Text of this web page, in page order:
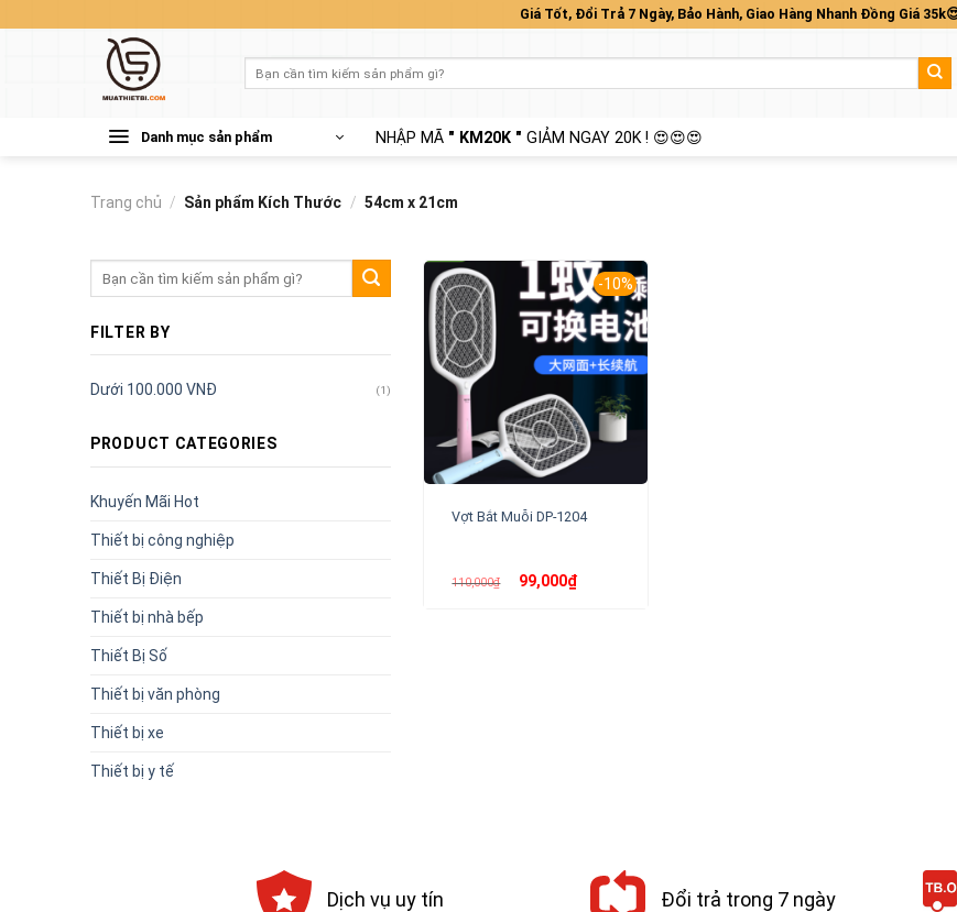
Giá Tốt, Đổi Trả 7 Ngày, Bảo Hành, Giao Hàng Nhanh Đồng Giá
kiếm:
Danh mục sản phẩm NHẬP MÃ " KM20K " GIẢM NGAY 20K ! 😍😍😍
Trang chủ / Sản phẩm Kích Thước / 54cm x 21cm
kiếm:
FILTER BY
Dưới 100.000 VNĐ (1)
PRODUCT CATEGORIES
Khuyến Mãi Hot
Thiết bị công nghiệp
Thiết Bị Điện
Thiết bị nhà bếp
Thiết Bị Số
Thiết bị văn phòng
Thiết bị xe
Thiết bị y tế
-10%
Vợt Bắt Muỗi DP-1204
110,000₫
Giá
gốc
99,000₫Giá
Dịch vụ uy tín Đổi trả trong 7 ngày